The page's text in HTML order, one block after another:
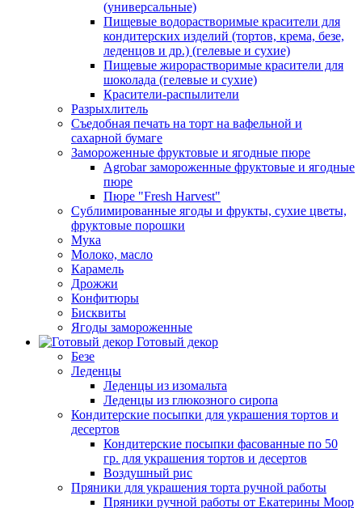
(универсальные)
Пищевые водорастворимые красители для
кондитерских изделий (тортов, крема, безе,
леденцов и др.) (гелевые и сухие)
Пищевые жирорастворимые красители для
шоколада (гелевые и сухие)
Красители-распылители
Разрыхлитель
Съедобная печать на торт на вафельной и
сахарной бумаге
Замороженные фруктовые и ягодные пюре
Agrobar замороженные фруктовые и ягодные
пюре
Пюре "Fresh Harvest"
Сублимированные ягоды и фрукты, сухие цветы,
фруктовые порошки
Мука
Молоко, масло
Карамель
Дрожжи
Конфитюры
Бисквиты
Ягоды замороженные
Готовый декор
Безе
Леденцы
Леденцы из изомальта
Леденцы из глюкозного сиропа
Кондитерские посыпки для украшения тортов и
десертов
Кондитерские посыпки фасованные по 50
гр. для украшения тортов и десертов
Воздушный рис
Пряники для украшения торта ручной работы
Пряники ручной работы от Екатерины Моор